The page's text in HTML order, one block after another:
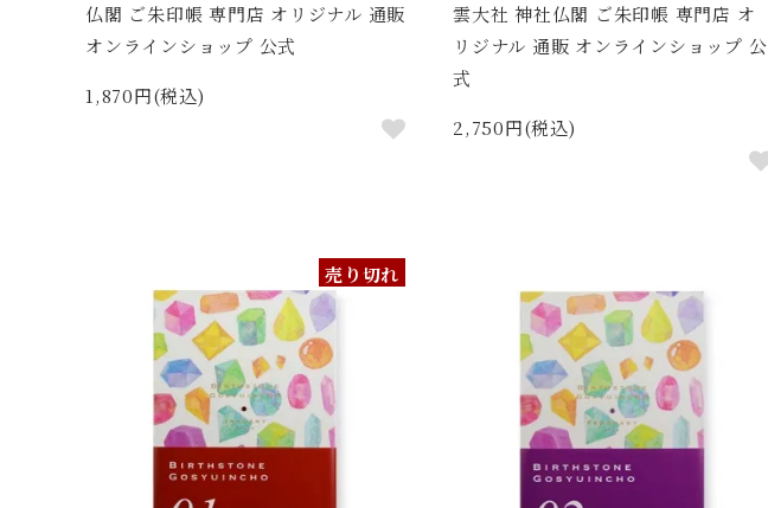
仏閣 ご朱印帳 専門店 オリジナル 通販
オンラインショップ 公式
1,870円(税込)
雲大社 神社仏閣 ご朱印帳 専門店 オ
リジナル 通販 オンラインショップ 公
式
2,750円(税込)
売り切れ